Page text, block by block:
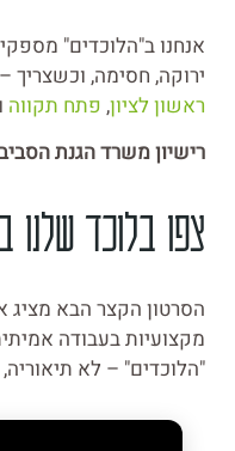
אנחנו ב"הלוכדים"
ירוקה, חסימה, וכשצריך
ראשון לציון, פתח תקווה
רישיון משרד הגנת הסביבה 2031 | חייגו: 054-
צפו בלוכד שלנו
הסרטון הקצר הבא מציג
מקצועיות בעבודה
"הלוכדים" – לא